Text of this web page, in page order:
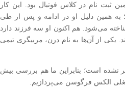
ثبت نام در کلاس فوتبال بود. این کار
همین دلیل او در ادامه و پس از طی
می‌شود. هم اکنون او سه فرزند دارد
هستند. یکی از آن‌ها به نام درن، مربیگری تیمی
نشده است؛ بنابراین ما هم بررسی بیش
الکس‌ فرگوسن می‌پردازیم.